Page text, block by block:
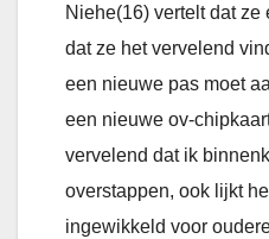
Niehe(16) vertelt dat ze
dat ze het vervelend
een nieuwe pas moet
een nieuwe ov-
vervelend dat ik
overstappen, ook lijkt
ingewikkeld voor